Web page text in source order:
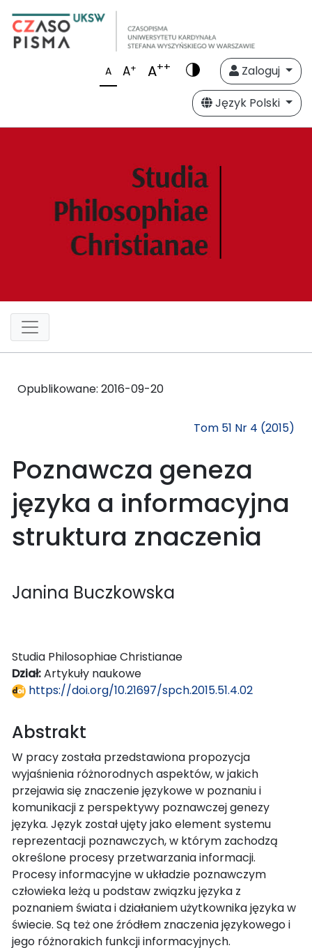
A A+ A++
Zaloguj
Język Polski
Opublikowane: 2016-09-20
Tom 51 Nr 4 (2015)
Poznawcza geneza
języka a informacyjna
struktura znaczenia
Janina Buczkowska
Studia Philosophiae Christianae
Dział:Artykuły naukowe
https://doi.org/10.21697/spch.2015.51.4.02
Abstrakt
W pracy została przedstawiona propozycja
wyjaśnienia różnorodnych aspektów, w jakich
przejawia się znaczenie językowe w poznaniu i
komunikacji z perspektywy poznawczej genezy
języka. Język został ujęty jako element systemu
reprezentacji poznawczych, w którym zachodzą
określone procesy przetwarzania informacji.
Procesy informacyjne w układzie poznawczym
człowieka leżą u podstaw związku języka z
poznaniem świata i działaniem użytkownika języka w
świecie. Są też one źródłem znaczenia językowego i
jego różnorakich funkcji informacyjnych.